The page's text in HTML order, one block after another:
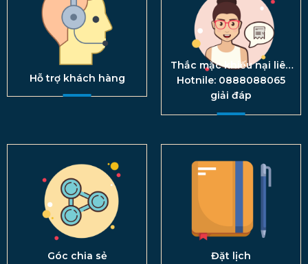
Hỗ trợ khách hàng
Thắc mặc khiếu nại liên
hệ
Hotnile: 0888088065
giải đáp
Góc chia sẻ Đặt lịch